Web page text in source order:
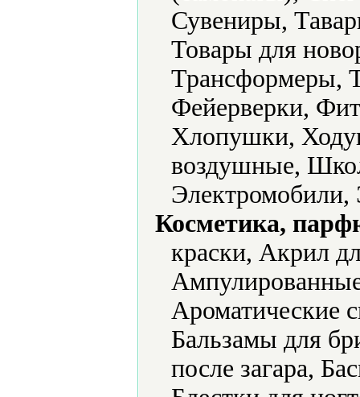
Сувениры,
Товары для
Трансформеры,
Фейерверки,
Хлопушки,
воздушные,
Электромобили,
Косметика,
краски, Акрил
Ароматические
Бальзамы для
после загара,